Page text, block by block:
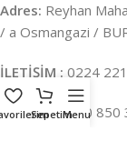
Adres: Reyhan
/ a Osmangazi /
İLETİŞİM : 0224
WHATSAPP :0 850
SepetimMenu